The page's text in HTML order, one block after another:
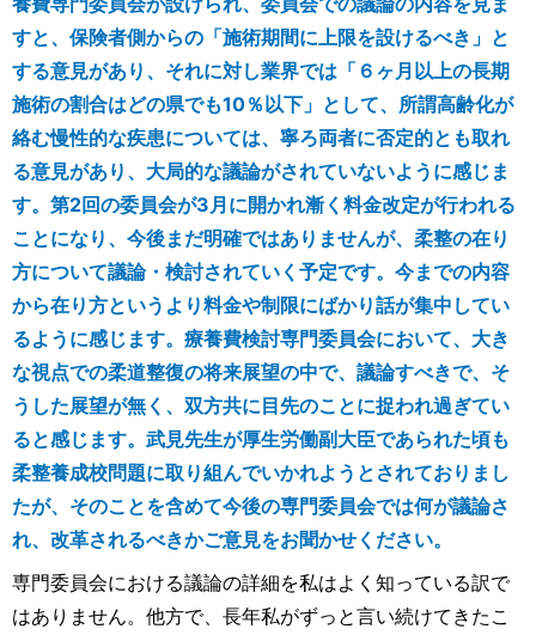
すと、保険者側からの「施術期間に上限を設けるべき」と
する意見があり、それに対し業界では「６ヶ月以上の長期
施術の割合はどの県でも10％以下」として、所謂高齢化が
絡む慢性的な疾患については、寧ろ両者に否定的とも取れ
る意見があり、大局的な議論がされていないように感じま
す。第2回の委員会が3月に開かれ漸く料金改定が行われる
ことになり、今後まだ明確ではありませんが、柔整の在り
方について議論・検討されていく予定です。今までの内容
から在り方というより料金や制限にばかり話が集中してい
るように感じます。療養費検討専門委員会において、大き
な視点での柔道整復の将来展望の中で、議論すべきで、そ
うした展望が無く、双方共に目先のことに捉われ過ぎてい
ると感じます。武見先生が厚生労働副大臣であられた頃も
柔整養成校問題に取り組んでいかれようとされておりまし
たが、そのことを含めて今後の専門委員会では何が議論さ
れ、改革されるべきかご意見をお聞かせください。
専門委員会における議論の詳細を私はよく知っている訳で
はありません。他方で、長年私がずっと言い続けてきたこ